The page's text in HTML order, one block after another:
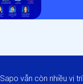
Sapo vẫn còn nhiều vị trí